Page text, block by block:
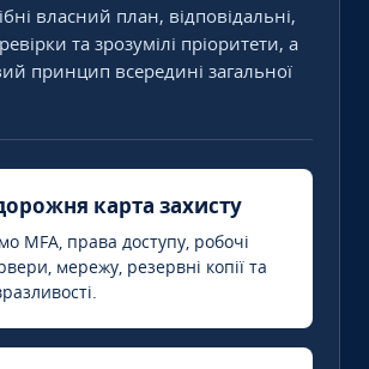
власний план, відповідальні,
та зрозумілі пріоритети, а
принцип всередині загальної
карта захисту
MFA, права доступу, робочі
мережу, резервні копії та